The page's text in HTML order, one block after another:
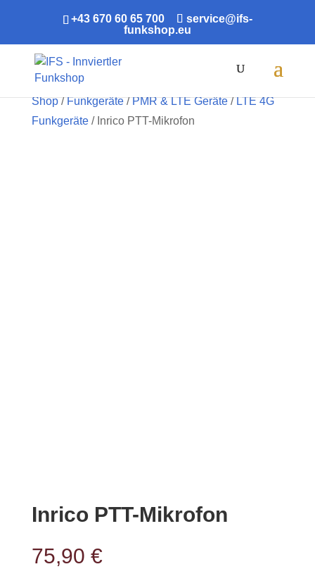
+43 670 60 65 700
service@ifs-
funkshop.eu
Shop/Funkgeräte/PMR & LTE Geräte/LTE 4G
Funkgeräte/ Inrico PTT-Mikrofon
Inrico PTT-Mikrofon
75,90 €